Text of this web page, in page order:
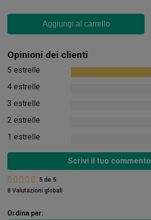
Aggiungi al carrello
Opinioni dei clienti
5 estrelle
4 estrelle
3 estrelle
2 estrelle
1 estrelle
Scrivi il tuo commento
5 de 5
8 Valutazioni globali
Ordina per: